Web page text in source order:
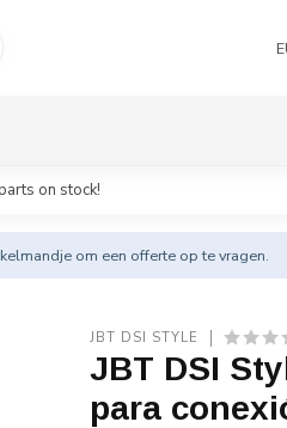
on stock!
om een offerte op te vragen.
JBT DSI STYLE
JBT DSI
para